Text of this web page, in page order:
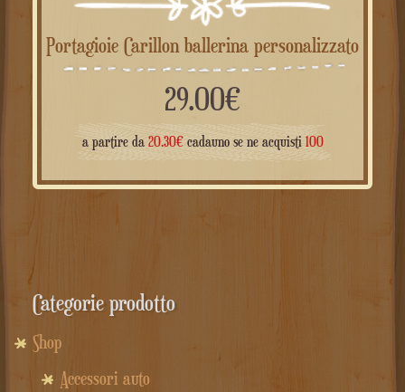
Portagioie Carillon ballerina personalizzato
29.00€
a partire da 20.30€cadauno se ne acquisti 100
Categorie prodotto
Shop
Accessori auto